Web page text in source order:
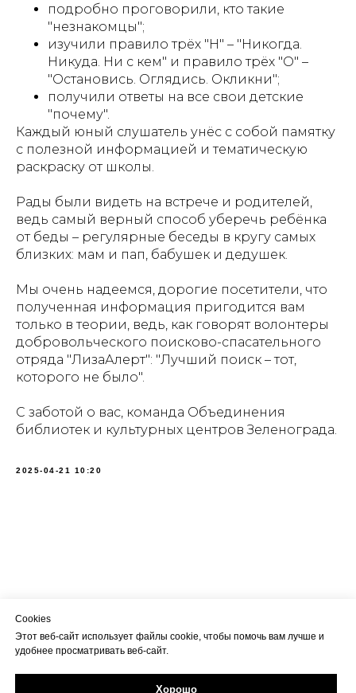
подробно проговорили, кто такие
"незнакомцы";
изучили правило трёх "Н" – "Никогда.
Никуда. Ни с кем" и правило трёх "О" –
"Остановись. Оглядись. Окликни";
получили ответы на все свои детские
"почему".
Каждый юный слушатель унёс с собой памятку
с полезной информацией и тематическую
раскраску от школы.
Рады были видеть на встрече и родителей,
ведь самый верный способ уберечь ребёнка
от беды – регулярные беседы в кругу самых
близких: мам и пап, бабушек и дедушек.
Мы очень надеемся, дорогие посетители, что
полученная информация пригодится вам
только в теории, ведь, как говорят волонтеры
добровольческого поисково-спасательного
отряда "ЛизаАлерт": "Лучший поиск – тот,
которого не было".
С заботой о вас, команда Объединения
библиотек и культурных центров Зеленограда.
2025-04-21 10:20
Cookies
Этот веб-сайт использует файлы cookie, чтобы помочь вам лучше и
удобнее просматривать веб-сайт.
Хорошо